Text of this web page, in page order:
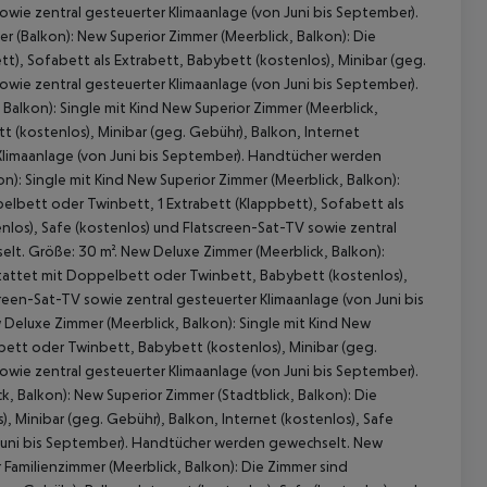
zentral gesteuerter Klimaanlage (von Juni bis September).
(Balkon): New Superior Zimmer (Meerblick, Balkon): Die
Sofabett als Extrabett, Babybett (kostenlos), Minibar (geg.
zentral gesteuerter Klimaanlage (von Juni bis September).
Single mit Kind New Superior Zimmer (Meerblick,
Minibar (geg. Gebühr), Balkon, Internet
(von Juni bis September). Handtücher werden
Single mit Kind New Superior Zimmer (Meerblick, Balkon):
oder Twinbett, 1 Extrabett (Klappbett), Sofabett als
Safe (kostenlos) und Flatscreen-Sat-TV sowie zentral
Größe: 30 m². New Deluxe Zimmer (Meerblick, Balkon):
mit Doppelbett oder Twinbett, Babybett (kostenlos),
Sat-TV sowie zentral gesteuerter Klimaanlage (von Juni bis
Zimmer (Meerblick, Balkon): Single mit Kind New
oder Twinbett, Babybett (kostenlos), Minibar (geg.
zentral gesteuerter Klimaanlage (von Juni bis September).
Balkon): New Superior Zimmer (Stadtblick, Balkon): Die
(geg. Gebühr), Balkon, Internet (kostenlos), Safe
bis September). Handtücher werden gewechselt. New
(Meerblick, Balkon): Die Zimmer sind